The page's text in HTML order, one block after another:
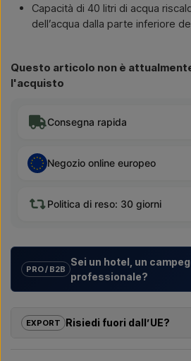
Capacità di 40 litri di acqua
dell’acqua dalla parte inferiore
Questo articolo non è
l'acquisto
Consegna rapida
Negozio online europeo
Politica di reso: 30 giorni
PRO / B2B
Sei un hotel, un
professionale?
immobiliari con
dalla scelta del modello alla corretta
EXPORT Risiedi fuori dall’UE?